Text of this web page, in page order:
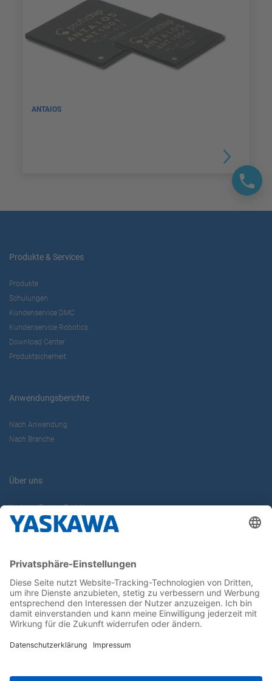
ANTAIOS
Produkte & Services
Produkte
Schulungen
Kundenservice DMC
Kundenservice Robotics
Download Center
Produktsicherheit
Anwendungsberichte
Nach Anwendung
Nach Branche
Über uns
Yaskawa Europe GmbH
Karriere
Newsletter
Follow us on...